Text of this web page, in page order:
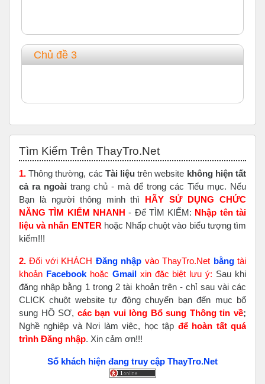
Chủ đề 3
Tìm Kiếm Trên ThayTro.Net
1. Thông thường, các Tài liệu trên website không hiện tất
cả ra ngoài trang chủ - mà để trong các Tiểu mục. Nếu
Bạn là người thông minh thì HÃY SỬ DỤNG CHỨC
NĂNG TÌM KIẾM NHANH - Để TÌM KIẾM: Nhập tên tài
liệu và nhấn ENTER hoặc Nhấp chuột vào biểu tượng tìm
kiếm!!!
2. Đối với KHÁCH Đăng nhập vào ThayTro.Net bằngtài
khoản Facebook hoặc Gmailxin đặc biệt lưu ý: Sau khi
đăng nhập bằng 1 trong 2 tài khoản trên - chỉ sau vài các
CLICK chuột website tự động chuyển bạn đến mục bổ
sung HỒ SƠ, các bạn vui lòng Bổ sung Thông tin về;
Nghề nghiệp và Nơi làm việc, học tập để hoàn tấtquá
trình Đăng nhập. Xin cảm ơn!!!
Số khách hiện đang truy cập ThayTro.Net